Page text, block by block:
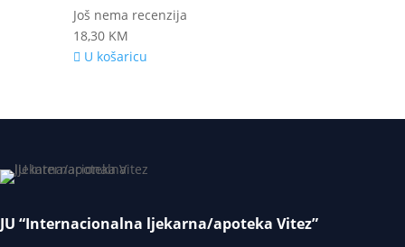
Još nema recenzija
18,30 KM
U košaricu
JU “Internacionalna ljekarna/apoteka Vitez”